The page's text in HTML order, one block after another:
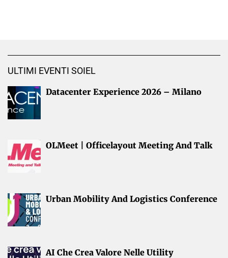
ULTIMI EVENTI SOIEL
Datacenter Experience 2026 – Milano
OLMeet | Officelayout Meeting And Talk
Urban Mobility And Logistics Conference
AI Che Crea Valore Nelle Utility